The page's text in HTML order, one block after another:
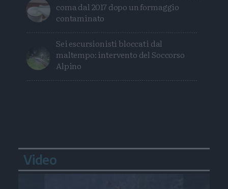
coma dal 2017 dopo un formaggio
contaminato
Sei escursionisti bloccati dal
maltempo: intervento del Soccorso
Alpino
Video